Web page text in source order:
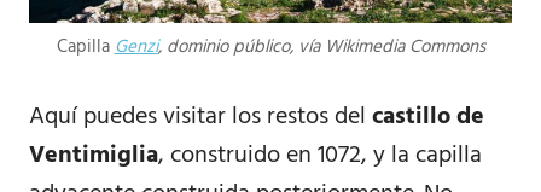
CapillaGenzi, dominio público, vía Wikimedia Commons
Aquí puedes visitar los restos delcastillo de
Ventimiglia, construido en 1072, y la capilla